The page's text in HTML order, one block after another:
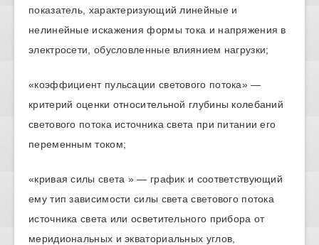
показатель, характеризующий линейные и
нелинейные искажения формы тока и напряжения в
электросети, обусловленные влиянием нагрузки;
«коэффициент пульсации светового потока» —
критерий оценки относительной глубины колебаний
светового потока источника света при питании его
переменным током;
«кривая силы света » — график и соответствующий
ему тип зависимости силы света светового потока
источника света или осветительного прибора от
меридиональных и экваториальных углов,